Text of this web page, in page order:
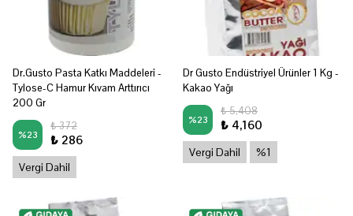
Dr.Gusto Pasta Katkı Maddeleri -
Tylose-C Hamur Kıvam Arttırıcı
200 Gr
%23
₺ 372
₺ 286
Vergi Dahil
Dr Gusto Endüstriyel Ürünler 1 Kg -
Kakao Yağı
%23
₺ 5,408
₺ 4,160
Vergi Dahil %1